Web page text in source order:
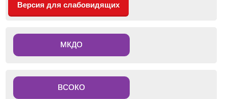
Версия для слабовидящих
МКДО
ВСОКО